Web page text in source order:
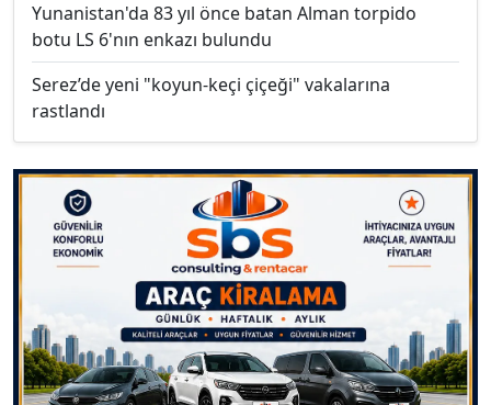
Yunanistan'da 83 yıl önce batan Alman torpido
botu LS 6'nın enkazı bulundu
Serez’de yeni "koyun-keçi çiçeği" vakalarına
rastlandı